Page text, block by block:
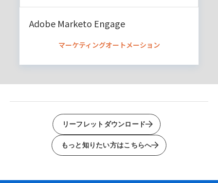
Adobe Marketo Engage
マーケティングオートメーション
リーフレットダウンロード
もっと知りたい方はこちらへ